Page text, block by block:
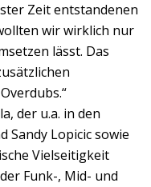
Zeit entstandenen
wir wirklich nur
lässt. Das
der u.a. in den
Sandy Lopicic sowie
Vielseitigkeit
Funk-, Mid- und